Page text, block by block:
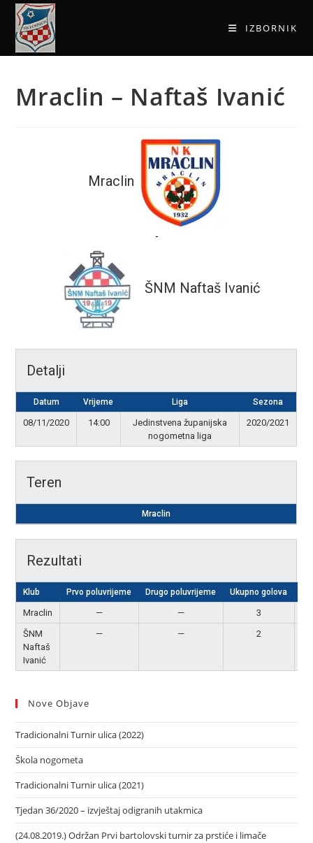
IZBORNIK
Mraclin – Naftaš Ivanić
Mraclin
-
ŠNM Naftaš Ivanić
Detalji
Datum Vrijeme Liga Sezona
08/11/2020 14:00
Jedinstvena županijska
nogometna liga
2020/2021
Teren
Mraclin
Rezultati
Klub Prvo poluvrijeme Drugo poluvrijeme Ukupno golova
Mraclin — — 3
ŠNM
Naftaš
Ivanić
— — 2
Nove Objave
Tradicionalni Turnir ulica (2022)
Škola nogometa
Tradicionalni Turnir ulica (2021)
Tjedan 36/2020 – izvještaj odigranih utakmica
(24.08.2019.) Održan Prvi bartolovski turnir za prstiće i limače